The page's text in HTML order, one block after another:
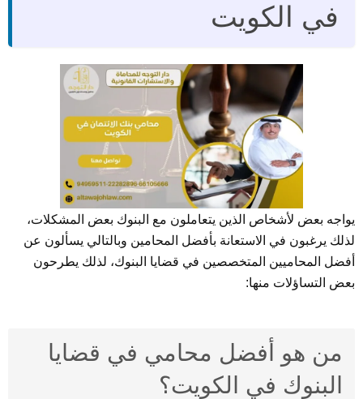
في الكويت
يواجه بعض لأشخاص الذين يتعاملون مع البنوك بعض المشكلات،
لذلك يرغبون في الاستعانة بأفضل المحامين وبالتالي يسألون عن
أفضل المحاميين المتخصصين في قضايا البنوك، لذلك يطرحون
بعض التساؤلات منها:
من هو أفضل محامي في قضايا
البنوك في الكويت؟